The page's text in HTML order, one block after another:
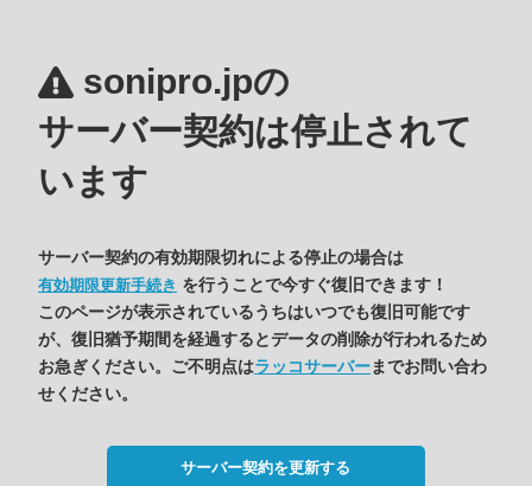
sonipro.jpの
サーバー契約は停止されて
います
サーバー契約の有効期限切れによる停止の場合は
有効期限更新手続き を行うことで今すぐ復旧できます！
このページが表示されているうちはいつでも復旧可能です
が、復旧猶予期間を経過するとデータの削除が行われるため
お急ぎください。ご不明点はラッコサーバーまでお問い合わ
せください。
サーバー契約を更新する